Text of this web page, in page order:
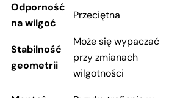
Odporność
na wilgoć
Przeciętna
Stabilność
geometrii
Może się wypaczać
przy zmianach
wilgotności